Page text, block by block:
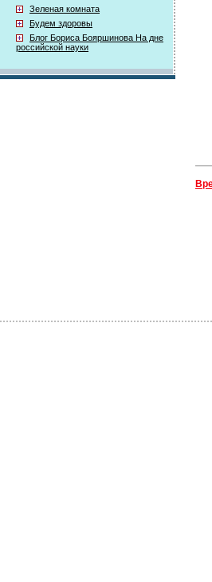
Зеленая комната
Будем здоровы
Блог Бориса Бояршинова На дне
российской науки